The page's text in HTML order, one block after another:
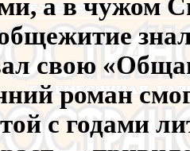
а в чужом
общежитие
свою
роман
с годами